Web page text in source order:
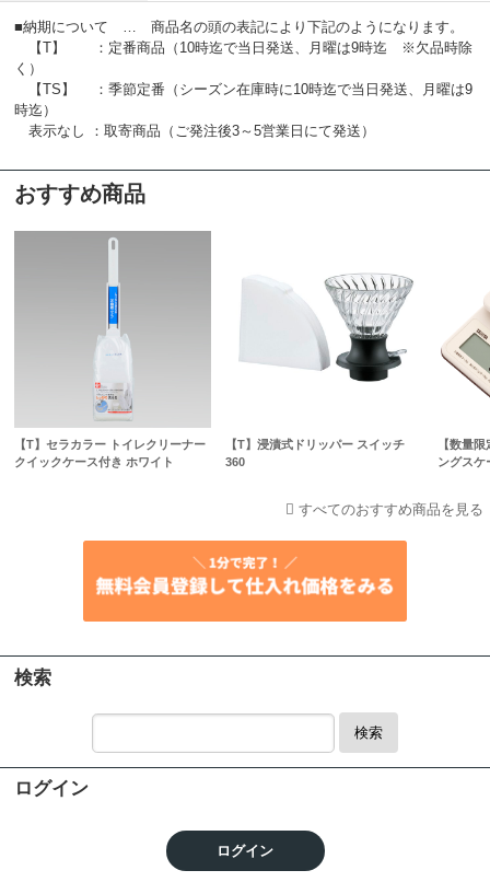
■納期について … 商品名の頭の表記により下記のようになります。
【T】 ：定番商品（10時迄で当日発送、月曜は9時迄 ※欠品時除
く）
【TS】 ：季節定番（シーズン在庫時に10時迄で当日発送、月曜は9
時迄）
表示なし ：取寄商品（ご発注後3～5営業日にて発送）
おすすめ商品
【T】セラカラー トイレクリーナー
クイックケース付き ホワイト
【T】浸漬式ドリッパー スイッチ
360
【数量
ングスケ
すべてのおすすめ商品を見る
検索
検索
ログイン
ログイン